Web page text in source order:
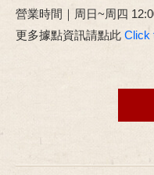
營業時間｜周日~周四
更多據點資訊請點此 Click